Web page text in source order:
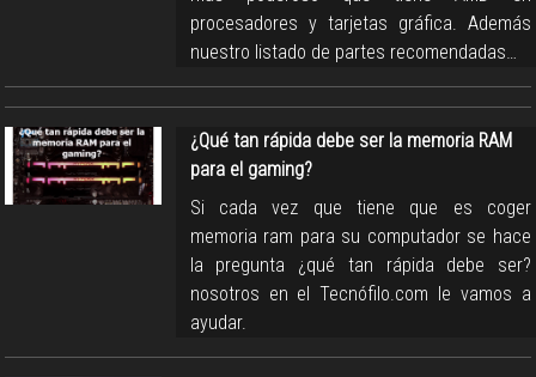
procesadores y tarjetas gráfica. Además
nuestro listado de partes recomendadas…
¿Qué tan rápida debe ser la memoria RAM
para el gaming?
Si cada vez que tiene que es coger
memoria ram para su computador se hace
la pregunta ¿qué tan rápida debe ser?
nosotros en el Tecnófilo.com le vamos a
ayudar.